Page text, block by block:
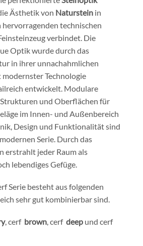
Ästhetik von Naturstein in
technischen
verbindet. Die
Optik wurde durch das
in ihrer unnachahmlichen
Technologie
entwickelt. Modulare
und Oberflächen für
im Innen- und Außenbereich
Design und Funktionalität sind
Serie. Durch das
erstrahlt jeder Raum als
lebendiges Gefüge.
Serie besteht aus folgenden
sehr gut kombinierbar sind.
, cerf brown , cerf deep und cerf